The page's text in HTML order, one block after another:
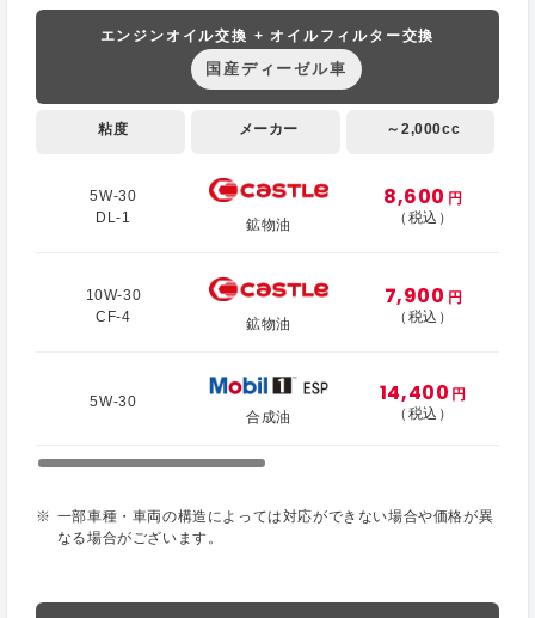
エンジンオイル交換 + オイルフィルター交換
国産ディーゼル車
粘度 メーカー ～2,000cc
5W-30
DL-1
鉱物油
8,600 円
（税込）
10W-30
CF-4
鉱物油
7,900 円
（税込）
5W-30
合成油
14,400 円
（税込）
一部車種・車両の構造によっては対応ができない場合や価格が異
なる場合がございます。